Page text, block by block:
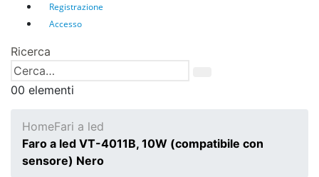
Registrazione
Accesso
Ricerca
00 elementi
HomeFari a led
Faro a led VT-4011B, 10W (compatibile con
sensore) Nero